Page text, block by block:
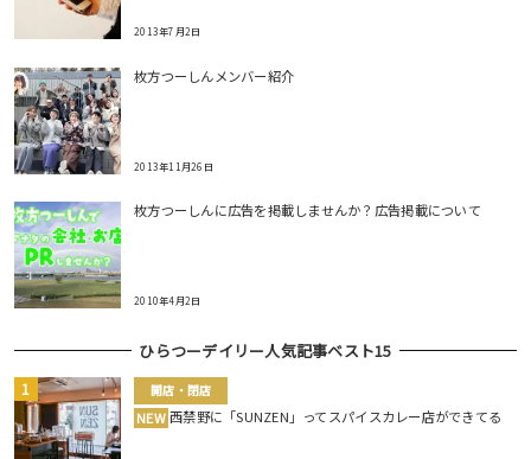
2013年7月2日
枚方つーしんメンバー紹介
2013年11月26日
枚方つーしんに広告を掲載しませんか？広告掲載について
2010年4月2日
ひらつーデイリー人気記事ベスト15
開店・閉店
NEW 西禁野に「SUNZEN」ってスパイスカレー店ができてる